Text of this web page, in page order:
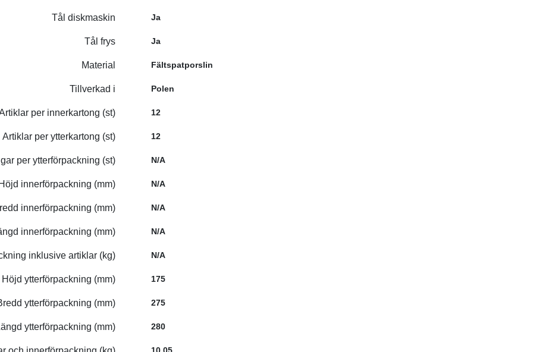
Tål diskmaskin Ja
Tål frys Ja
Material Fältspatporslin
Tillverkad i Polen
per innerkartong (st) 12
Artiklar per ytterkartong (st) 12
per ytterförpackning (st) N/A
innerförpackning (mm) N/A
innerförpackning (mm) N/A
innerförpackning (mm) N/A
inklusive artiklar (kg) N/A
Höjd ytterförpackning (mm) 175
ytterförpackning (mm) 275
ytterförpackning (mm) 280